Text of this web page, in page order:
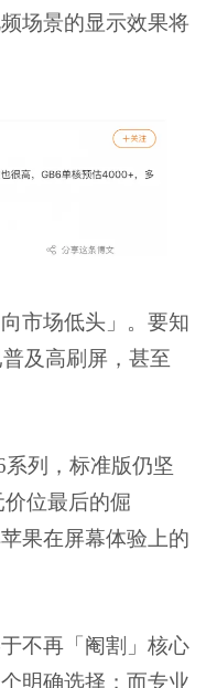
场景的显示效果将
市场低头」。要知
及高刷屏，甚至
系列，标准版仍坚
位最后的倔
果在屏幕体验上的
不再「阉割」核心
明确选择；而专业